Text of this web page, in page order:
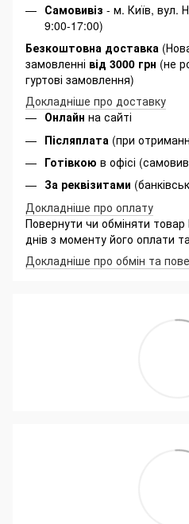
Самовивіз - м. Київ, вул.
9:00-17:00)
Безкоштовна доставка
замовленні від 3000 грн (не
гуртові замовлення)
Докладніше про доставку
Онлайн на сайті
Післяплата (при
Готівкою в офісі
За реквізитами
Докладніше про оплату
Повернути чи обміняти
днів з моменту його оплати
Докладніше про обмін та